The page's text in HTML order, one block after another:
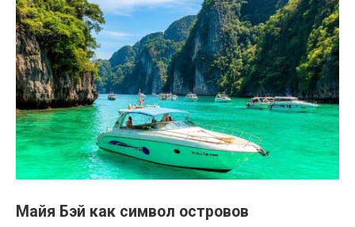
Майя Бэй как символ островов